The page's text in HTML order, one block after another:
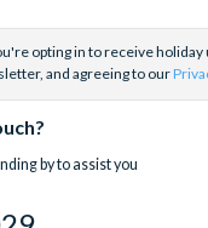
opting in to receive holiday
and agreeing to our
by to assist you